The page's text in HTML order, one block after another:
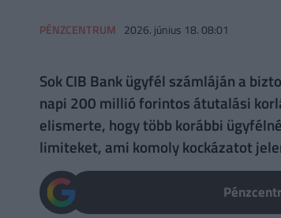
PÉNZCENTRUM 2026. június 18. 08:01
Sok CIB Bank ügyfél számláján a
napi 200 millió forintos átutalási
elismerte, hogy több korábbi
limiteket, ami komoly kockázatot